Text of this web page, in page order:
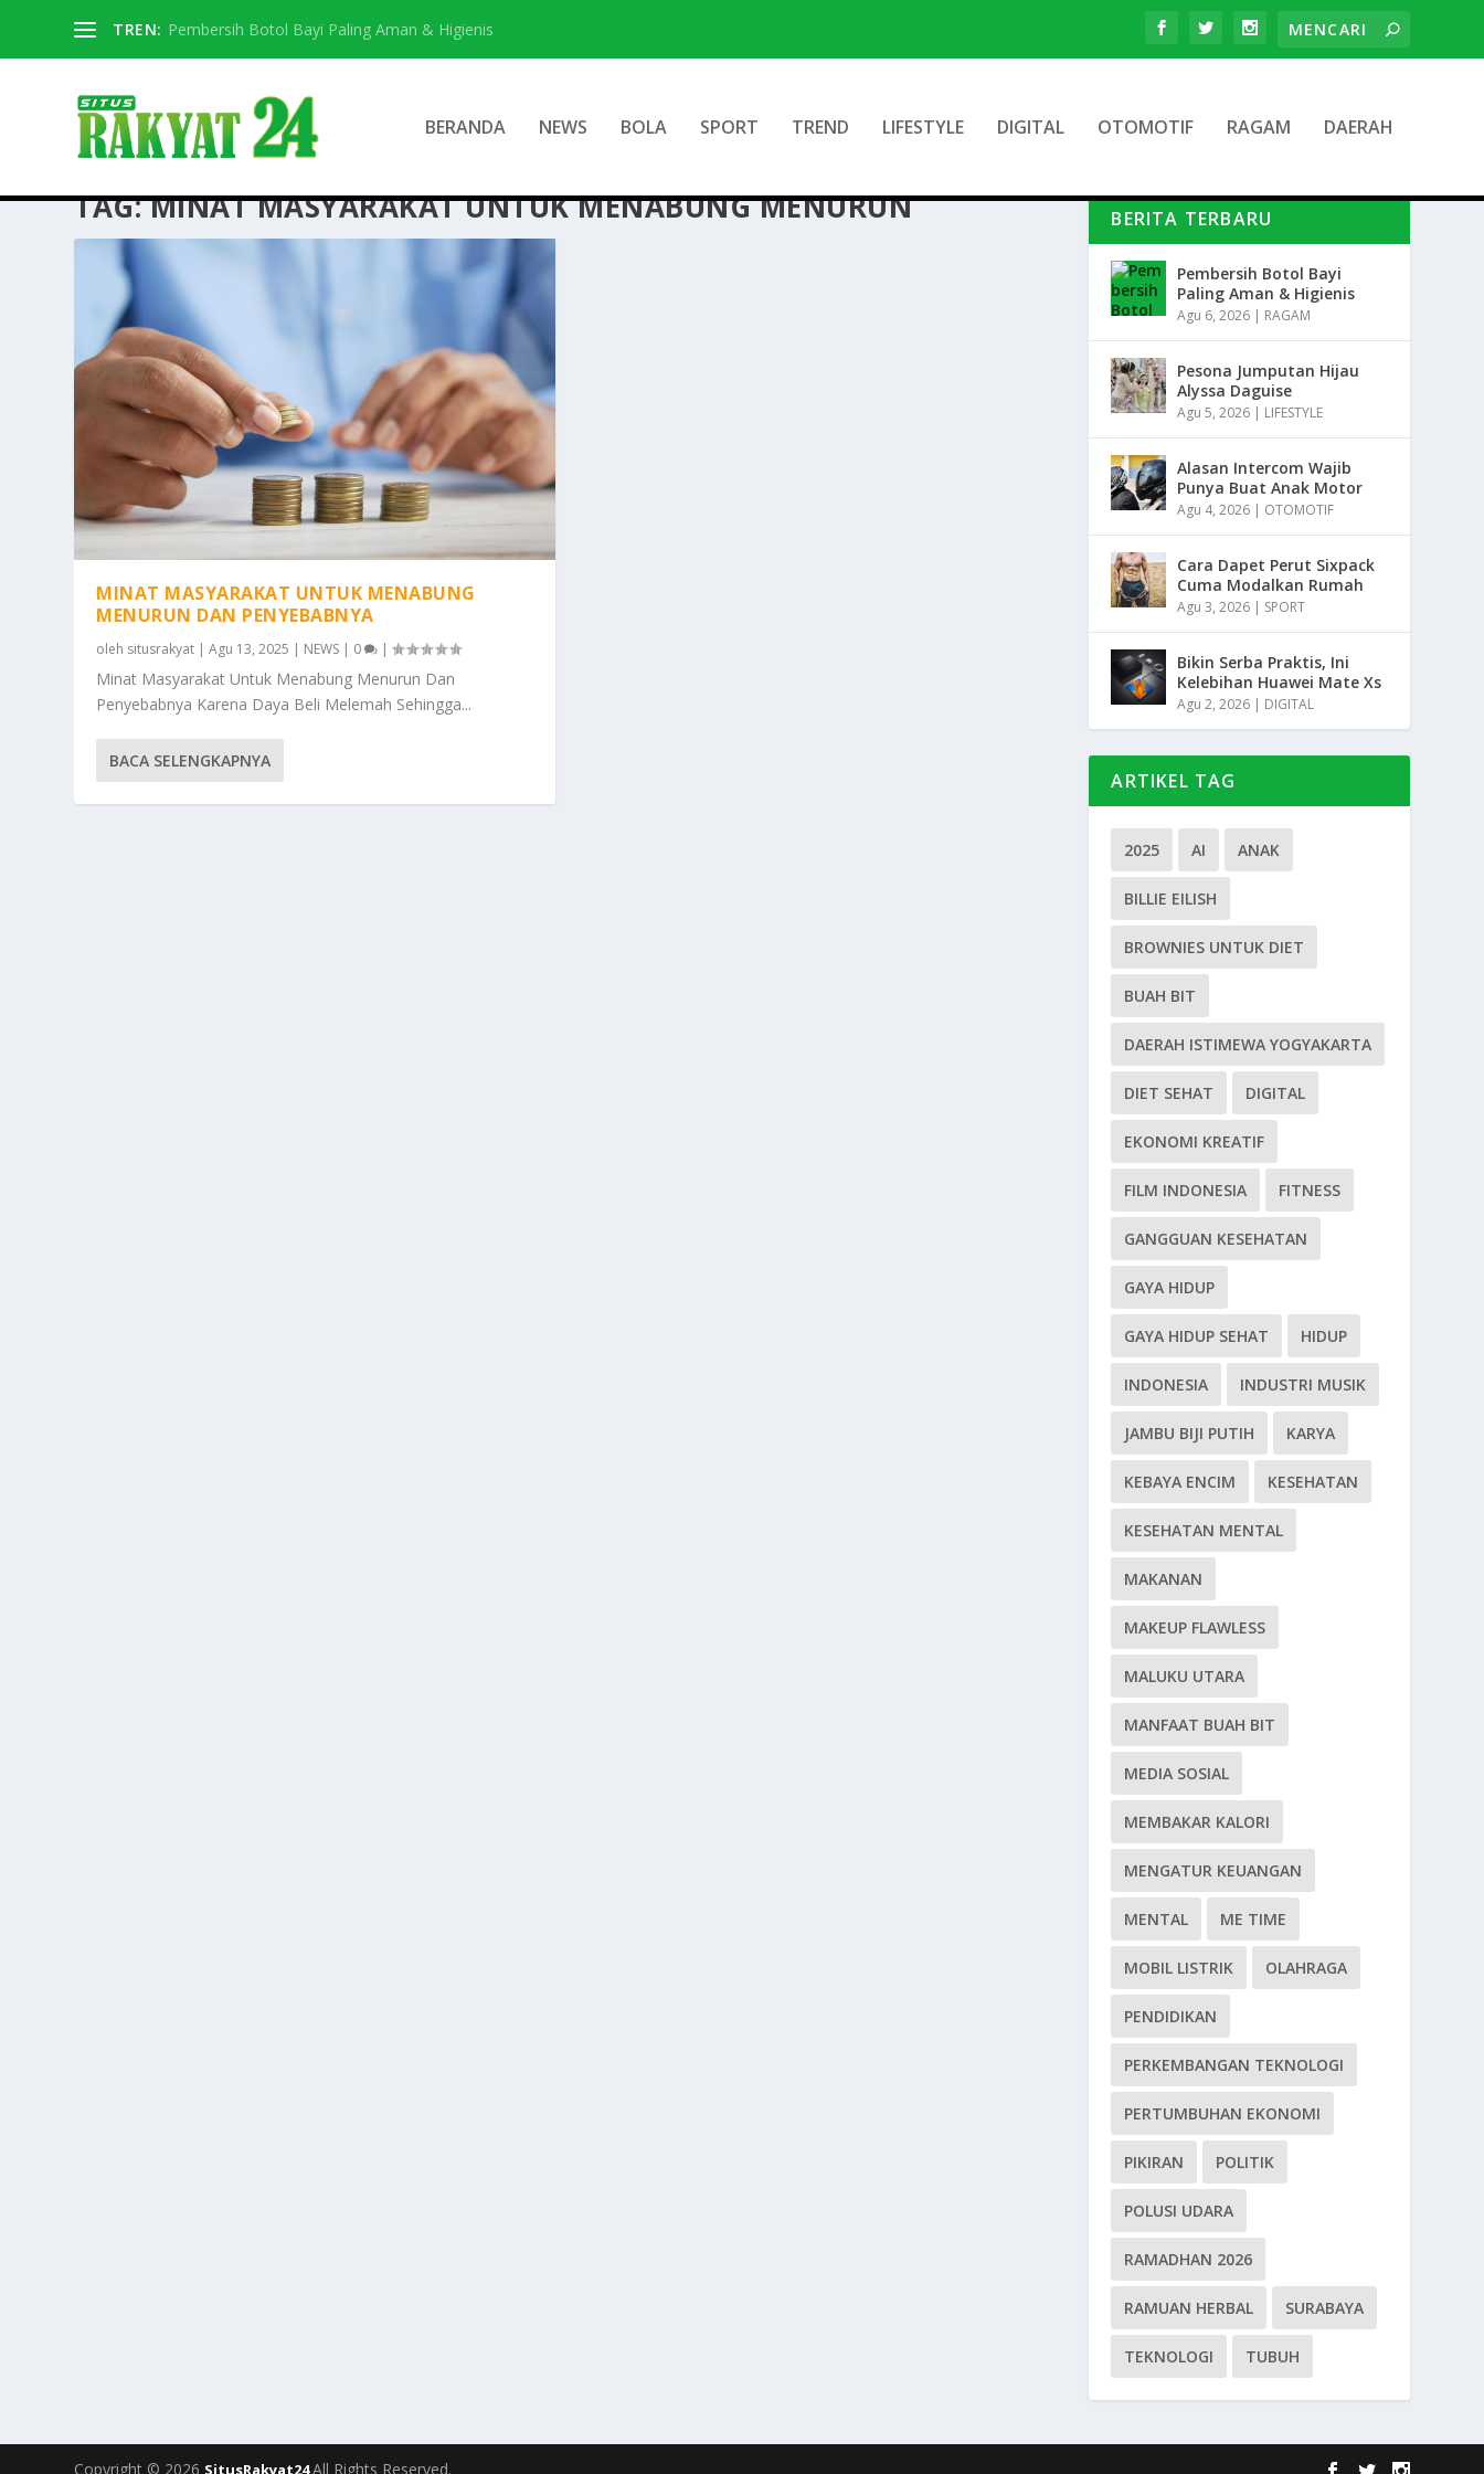
TREN: Pembersih Botol Bayi Paling Aman & Higienis
BERANDA NEWS BOLA SPORT TREND LIFESTYLE DIGITAL OTOMOTIF RAGAM DAERAH
TAG:MINAT MASYARAKAT UNTUK MENABUNG MENURUN
MINAT MASYARAKAT UNTUK MENABUNG
MENURUN DAN PENYEBABNYA
oleh situsrakyat |Agu 13, 2025 | NEWS | 0 |
Minat Masyarakat Untuk Menabung Menurun Dan
Penyebabnya Karena Daya Beli Melemah Sehingga...
BACA SELENGKAPNYA
BERITA TERBARU
Pembersih Botol Bayi
Paling Aman & Higienis
Agu 6, 2026 | RAGAM
Pesona Jumputan Hijau
Alyssa Daguise
Agu 5, 2026 | LIFESTYLE
Alasan Intercom Wajib
Punya Buat Anak Motor
Agu 4, 2026 | OTOMOTIF
Cara Dapet Perut Sixpack
Cuma Modalkan Rumah
Agu 3, 2026 | SPORT
Bikin Serba Praktis, Ini
Kelebihan Huawei Mate Xs
Agu 2, 2026 | DIGITAL
ARTIKEL TAG
2025 AI ANAK
BILLIE EILISH
BROWNIES UNTUK DIET
BUAH BIT
DAERAH ISTIMEWA YOGYAKARTA
DIET SEHAT DIGITAL
EKONOMI KREATIF
FILM INDONESIA FITNESS
GANGGUAN KESEHATAN
GAYA HIDUP
GAYA HIDUP SEHAT HIDUP
INDONESIA INDUSTRI MUSIK
JAMBU BIJI PUTIH KARYA
KEBAYA ENCIM KESEHATAN
KESEHATAN MENTAL
MAKANAN
MAKEUP FLAWLESS
MALUKU UTARA
MANFAAT BUAH BIT
MEDIA SOSIAL
MEMBAKAR KALORI
MENGATUR KEUANGAN
MENTAL ME TIME
MOBIL LISTRIK OLAHRAGA
PENDIDIKAN
PERKEMBANGAN TEKNOLOGI
PERTUMBUHAN EKONOMI
PIKIRAN POLITIK
POLUSI UDARA
RAMADHAN 2026
RAMUAN HERBAL SURABAYA
TEKNOLOGI TUBUH
Copyright © 2026 All Rights Reserved.